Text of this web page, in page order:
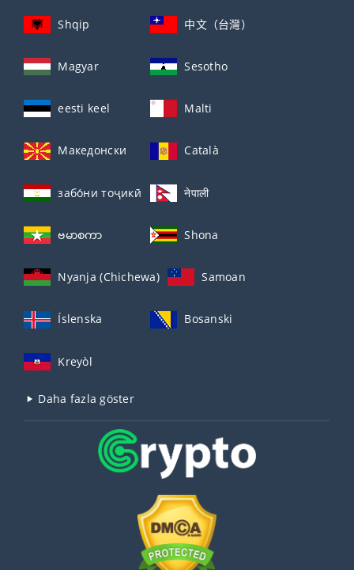
Shqip 中文（台灣）
Magyar Sesotho
eesti keel Malti
Македонски Català
забо́ни тоҷикӣ́ नेपाली
ဗမာစကာ Shona
Nyanja (Chichewa) Samoan
Íslenska Bosanski
Kreyòl
Daha fazla göster